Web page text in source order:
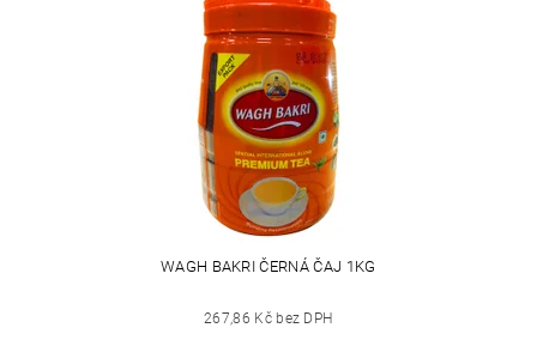
WAGH BAKRI ČERNÁ ČAJ 1KG
267,86 Kč bez DPH